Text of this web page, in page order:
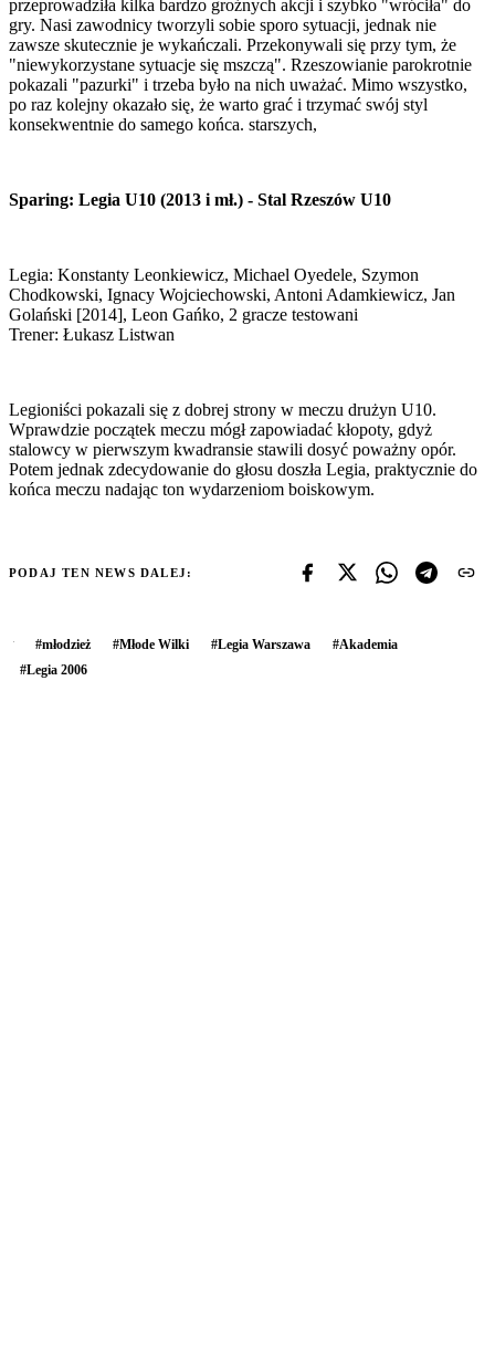
przeprowadziła kilka bardzo groźnych akcji i szybko "wróciła" do
gry. Nasi zawodnicy tworzyli sobie sporo sytuacji, jednak nie
zawsze skutecznie je wykańczali. Przekonywali się przy tym, że
"niewykorzystane sytuacje się mszczą". Rzeszowianie parokrotnie
pokazali "pazurki" i trzeba było na nich uważać. Mimo wszystko,
po raz kolejny okazało się, że warto grać i trzymać swój styl
konsekwentnie do samego końca. starszych,
Sparing: Legia U10 (2013 i mł.) - Stal Rzeszów U10
Legia: Konstanty Leonkiewicz, Michael Oyedele, Szymon
Chodkowski, Ignacy Wojciechowski, Antoni Adamkiewicz, Jan
Golański [2014], Leon Gańko, 2 gracze testowani
Trener: Łukasz Listwan
Legioniści pokazali się z dobrej strony w meczu drużyn U10.
Wprawdzie początek meczu mógł zapowiadać kłopoty, gdyż
stalowcy w pierwszym kwadransie stawili dosyć poważny opór.
Potem jednak zdecydowanie do głosu doszła Legia, praktycznie do
końca meczu nadając ton wydarzeniom boiskowym.
PODAJ TEN NEWS DALEJ:
#młodzież #Młode Wilki #Legia Warszawa #Akademia
#Legia 2006